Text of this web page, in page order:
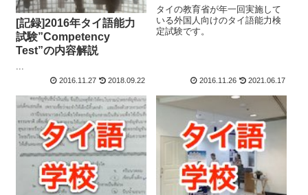
[記録]2016年タイ語能力
試験”Competency
Test”の内容解説
2016.11.27 2018.09.22
概要
タイの教育省が年一回実施して
いる外国人向けのタイ語能力検
定試験です。
2016.11.26 2021.06.17